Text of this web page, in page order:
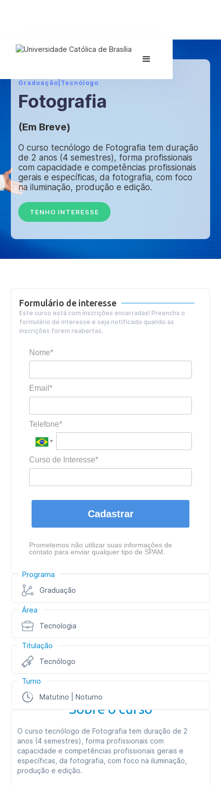
Graduação Tecnólogo
Fotografia
(Em Breve)
O curso tecnólogo de Fotografia tem duração
de 2 anos (4 semestres), forma profissionais
com capacidade e competências profissionais
gerais e específicas, da fotografia, com foco
na iluminação, produção e edição.
TENHO INTERESSE
Programa
Graduação
Área
Tecnologia
Titulação
Tecnólogo
Turno
Matutino | Noturno
Sobre o curso
O curso tecnólogo de Fotografia tem duração de 2
anos (4 semestres), forma profissionais com
capacidade e competências profissionais gerais e
específicas, da fotografia, com foco na iluminação,
produção e edição.
Formulário de interesse
Este curso está com inscrições encerradas! Preencha o
formulário de interesse e seja notificado quando as
inscrições forem reabertas.
Nome*
Email*
Telefone*
Curso de Interesse*
Cadastrar
Prometemos não utilizar suas informações de
contato para enviar qualquer tipo de SPAM.